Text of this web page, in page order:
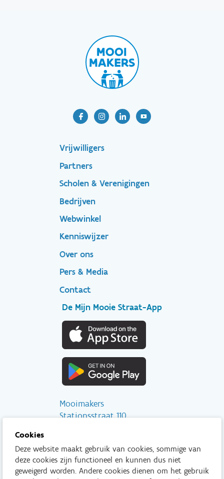
Footer-
menu
Vrijwilligers
Partners
Scholen & Verenigingen
Bedrijven
Footer
secondary
Webwinkel
Kenniswijzer
Over ons
Pers & Media
Contact
De Mijn Mooie Straat-App
Mooimakers
Stationsstraat 110
info@mooimakers.be
015 28 41 56
Cookies
Deze website maakt gebruik van cookies, sommige van
deze cookies zijn functioneel en kunnen dus niet
geweigerd worden. Andere cookies dienen om het gebruik